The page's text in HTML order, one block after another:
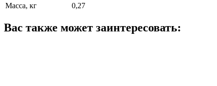
Масса, кг
0,27
Вас также может заинтересовать: